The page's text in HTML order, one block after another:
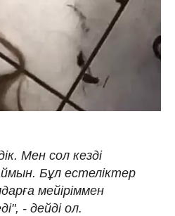
Мен сол кезді
Бұл естеліктер
мейіріммен
- дейді ол.